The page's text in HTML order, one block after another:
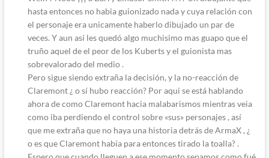
hasta entonces no habia guionizado nada y cuya relación con
el personaje era unicamente haberlo dibujado un par de
veces. Y aun así les quedó algo muchisimo mas guapo que el
truño aquel de el peor de los Kuberts y el guionista mas
sobrevalorado del medio .
Pero sigue siendo extraña la decisión, y la no-reacción de
Claremont ¿ o sí hubo reacción? Por aqui se está hablando
ahora de como Claremont hacia malabarismos mientras veia
como iba perdiendo el control sobre «sus» personajes , así
que me extraña que no haya una historia detrás de ArmaX , ¿
o es que Claremont había para entonces tirado la toalla? .